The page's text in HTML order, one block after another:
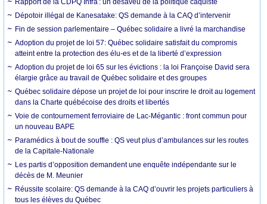
Rapport de la CDPQ Infra : un désaveu de la politique caquiste
Dépotoir illégal de Kanesatake: QS demande à la CAQ d’intervenir
Fin de session parlementaire – Québec solidaire a livré la marchandise
Adoption du projet de loi 57: Québec solidaire satisfait du compromis
atteint entre la protection des élu-es et de la liberté d’expression
Adoption du projet de loi 65 sur les évictions : la loi Françoise David sera
élargie grâce au travail de Québec solidaire et des groupes
Québec solidaire dépose un projet de loi pour inscrire le droit au logement
dans la Charte québécoise des droits et libertés
Voie de contournement ferroviaire de Lac-Mégantic : front commun pour
un nouveau BAPE
Paramédics à bout de souffle : QS veut plus d’ambulances sur les routes
de la Capitale-Nationale
Les partis d’opposition demandent une enquête indépendante sur le
décès de M. Meunier
Réussite scolaire: QS demande à la CAQ d’ouvrir les projets particuliers à
tous les élèves du Québec